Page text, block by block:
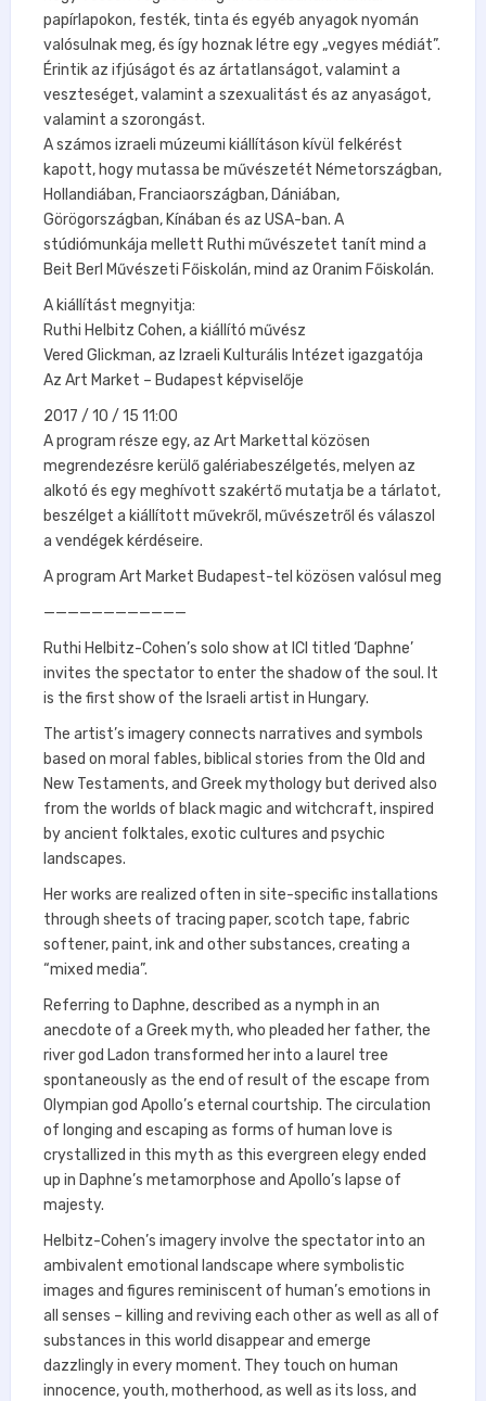
papírlapokon, festék, tinta és egyéb anyagok nyomán
valósulnak meg, és így hoznak létre egy „vegyes médiát”.
Érintik az ifjúságot és az ártatlanságot, valamint a
veszteséget, valamint a szexualitást és az anyaságot,
valamint a szorongást.
A számos izraeli múzeumi kiállításon kívül felkérést
kapott, hogy mutassa be művészetét Németországban,
Hollandiában, Franciaországban, Dániában,
Görögországban, Kínában és az USA-ban. A
stúdiómunkája mellett Ruthi művészetet tanít mind a
Beit Berl Művészeti Főiskolán, mind az Oranim Főiskolán.
A kiállítást megnyitja:
Ruthi Helbitz Cohen, a kiállító művész
Vered Glickman, az Izraeli Kulturális Intézet igazgatója
Az Art Market – Budapest képviselője
2017 / 10 / 15 11:00
A program része egy, az Art Markettal közösen
megrendezésre kerülő galériabeszélgetés, melyen az
alkotó és egy meghívott szakértő mutatja be a tárlatot,
beszélget a kiállított művekről, művészetről és válaszol
a vendégek kérdéseire.
A program Art Market Budapest-tel közösen valósul meg
————————————
Ruthi Helbitz-Cohen’s solo show at ICI titled ‘Daphne’
invites the spectator to enter the shadow of the soul. It
is the first show of the Israeli artist in Hungary.
The artist’s imagery connects narratives and symbols
based on moral fables, biblical stories from the Old and
New Testaments, and Greek mythology but derived also
from the worlds of black magic and witchcraft, inspired
by ancient folktales, exotic cultures and psychic
landscapes.
Her works are realized often in site-specific installations
through sheets of tracing paper, scotch tape, fabric
softener, paint, ink and other substances, creating a
“mixed media”.
Referring to Daphne, described as a nymph in an
anecdote of a Greek myth, who pleaded her father, the
river god Ladon transformed her into a laurel tree
spontaneously as the end of result of the escape from
Olympian god Apollo’s eternal courtship. The circulation
of longing and escaping as forms of human love is
crystallized in this myth as this evergreen elegy ended
up in Daphne’s metamorphose and Apollo’s lapse of
majesty.
Helbitz-Cohen’s imagery involve the spectator into an
ambivalent emotional landscape where symbolistic
images and figures reminiscent of human’s emotions in
all senses – killing and reviving each other as well as all of
substances in this world disappear and emerge
dazzlingly in every moment. They touch on human
innocence, youth, motherhood, as well as its loss, and